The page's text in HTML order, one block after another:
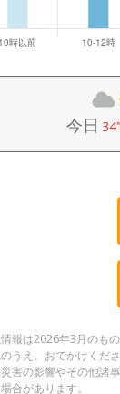
今日
報は2026年3月のも
うえ、おでかけくださ
害の影響やその他諸
合があります。